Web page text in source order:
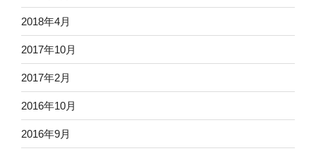
2018年4月
2017年10月
2017年2月
2016年10月
2016年9月